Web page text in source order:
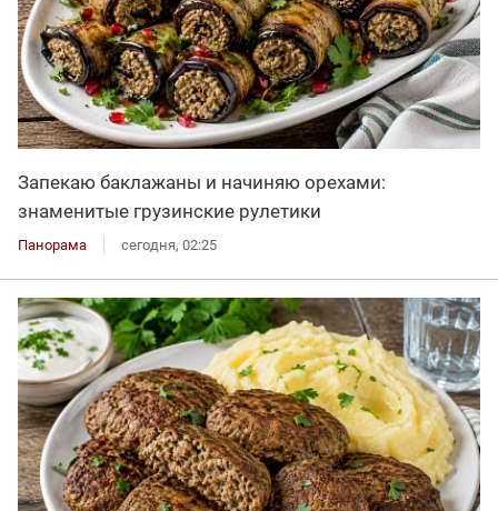
Запекаю баклажаны и начиняю орехами:
знаменитые грузинские рулетики
Панорама сегодня, 02:25